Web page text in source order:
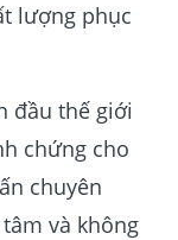
lượng phục
đầu thế giới
chứng cho
chuyên
và không